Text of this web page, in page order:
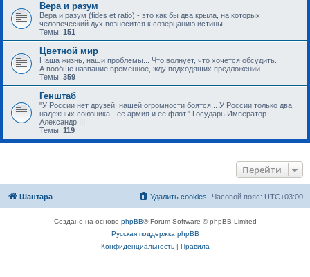
Вера и разум
Вера и разум (fides et ratio) - это как бы два крыла, на которых
человеческий дух возносится к созерцанию истины...
Темы: 151
Цветной мир
Наша жизнь, наши проблемы... Что волнует, что хочется обсудить.
А вообще название временное, жду подходящих предложений.
Темы: 359
Генштаб
"У России нет друзей, нашей огромности боятся... У России только два
надежных союзника - её армия и её флот." Государь Император
Александр III
Темы: 119
Перейти
Шантара Часовой пояс: UTC+03:00
Удалить cookies
Создано на основе phpBB® Forum Software © phpBB Limited
Русская поддержка phpBB
Конфиденциальность| Правила